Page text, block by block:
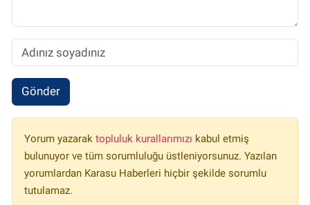
Gönder
Yorum yazarak topluluk kurallarımızı kabul etmiş
bulunuyor ve tüm sorumluluğu üstleniyorsunuz. Yazılan
yorumlardan Karasu Haberleri hiçbir şekilde sorumlu
tutulamaz.